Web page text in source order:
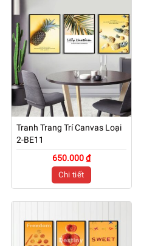
Tranh Trang Trí Canvas Loại
2-BE11
650.000 ₫
Chi tiết